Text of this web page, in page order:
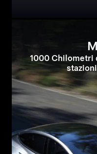
1000 Chilometri